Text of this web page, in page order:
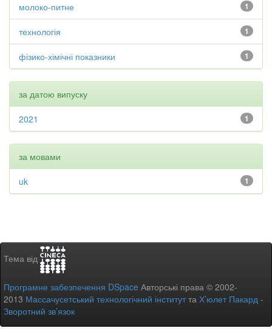
1
молоко-питне
1
технологія
1
фізико-хімічні показники
за датою випуску
1
2021
за мовами
1
uk
Тема від
Програмне забезпечення DSpace Авторські права © 2002-
2013 Массачусетський технологічний інститутта Х’юлет Пакард -
Зворотний зв’язок